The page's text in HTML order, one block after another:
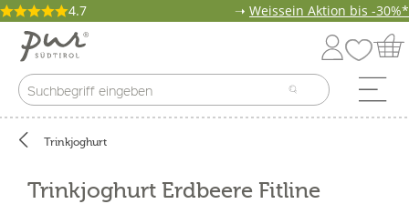
4.7 ➝ Weissein Aktion bis -30%*
Trinkjoghurt
Trinkjoghurt Erdbeere Fitline